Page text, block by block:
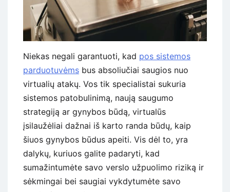
Niekas negali garantuoti, kad pos sistemos
parduotuvėms bus absoliučiai saugios nuo
virtualių atakų. Vos tik specialistai sukuria
sistemos patobulinimą, naują saugumo
strategiją ar gynybos būdą, virtualūs
įsilaužėliai dažnai iš karto randa būdų, kaip
šiuos gynybos būdus apeiti. Vis dėl to, yra
dalykų, kuriuos galite padaryti, kad
sumažintumėte savo verslo užpuolimo riziką ir
sėkmingai bei saugiai vykdytumėte savo